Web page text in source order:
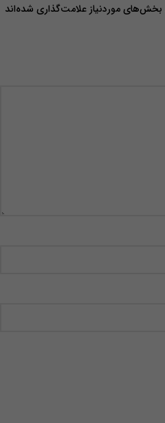
بخش‌های موردنیاز علامت‌گذاری شده‌اند